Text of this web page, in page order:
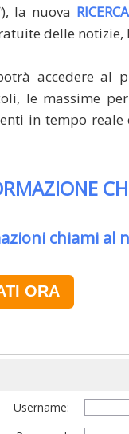
), la nuova
delle notizie,
accedere
le massime
in tempo
chiami al
ORA
Username: